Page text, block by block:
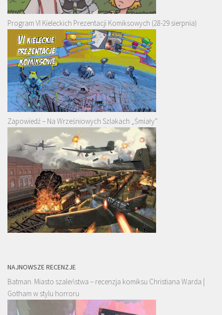
Program VI Kieleckich Prezentacji Komiksowych (28-29 sierpnia)
Zapowiedź – Na Wrześniowych Szlakach „Śmiały”
NAJNOWSZE RECENZJE
Batman. Miasto szaleństwa – recenzja komiksu Christiana Warda |
Gotham w stylu horroru